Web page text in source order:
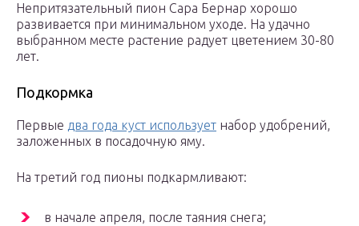
Непритязательный пион Сара Бернар хорошо
развивается при минимальном уходе. На удачно
выбранном месте растение радует цветением 30-80
лет.
Подкормка
Первые два года куст использует набор удобрений,
заложенных в посадочную яму.
На третий год пионы подкармливают:
в начале апреля, после таяния снега;